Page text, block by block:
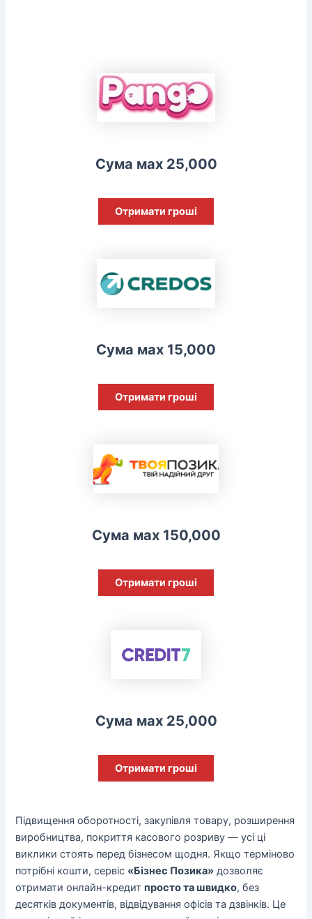
Сума мах 25,000
Отримати гроші
Сума мах 15,000
Отримати гроші
Сума мах 150,000
Отримати гроші
Сума мах 25,000
Отримати гроші
Підвищення оборотності, закупівля товару, розширення
виробництва, покриття касового розриву — усі ці
виклики стоять перед бізнесом щодня. Якщо терміново
потрібні кошти, сервіс «Бізнес Позика» дозволяє
отримати онлайн-кредитпросто та швидко, без
десятків документів, відвідування офісів та дзвінків. Це